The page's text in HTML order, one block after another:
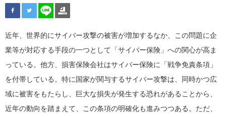
近年、世界的にサイバー攻撃の被害が増加するなか、この問題に企
業等が対応する手段の一つとして「サイバー保険」への関心が高ま
っている。他方、損害保険会社はサイバー保険に「戦争免責条項」
を付帯している。特に国家が関与するサイバー攻撃は、同時かつ広
域に被害をもたらし、巨大な損失が発生する恐れがあることから、
近年の動向を踏まえて、この条項の明確化も進みつつある。ただ、